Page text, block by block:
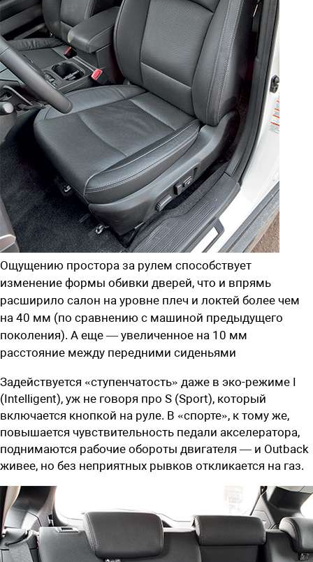
Ощущению простора за рулем способствует
изменение формы обивки дверей, что и впрямь
расширило салон на уровне плеч и локтей более чем
на 40 мм (по сравнению с машиной предыдущего
поколения). А еще — увеличенное на 10 мм
расстояние между передними сиденьями
Задействуется «ступенчатость» даже в эко-режиме I
(Intelligent), уж не говоря про S (Sport), который
включается кнопкой на руле. В «спорте», к тому же,
повышается чувствительность педали акселератора,
поднимаются рабочие обороты двигателя — и Outback
живее, но без неприятных рывков откликается на газ.